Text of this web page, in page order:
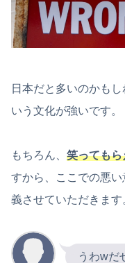
日本だと多いのかもし
いう文化が強いです。
もちろん、 笑ってもら
すから、ここでの悪い
義させていただきます
うわwだ